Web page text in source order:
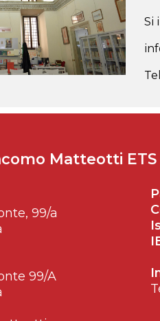
Si
Matteotti ETS
99/a
99/A